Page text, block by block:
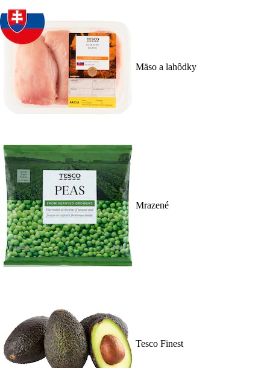
Mäso a lahôdky
Mrazené
Tesco Finest